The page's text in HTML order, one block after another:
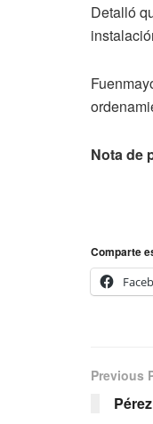
Detalló
Nota de
Comparte
Previous